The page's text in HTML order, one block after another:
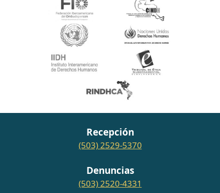
Recepción
(503) 2529-5370
Denuncias
(503) 2520-4331